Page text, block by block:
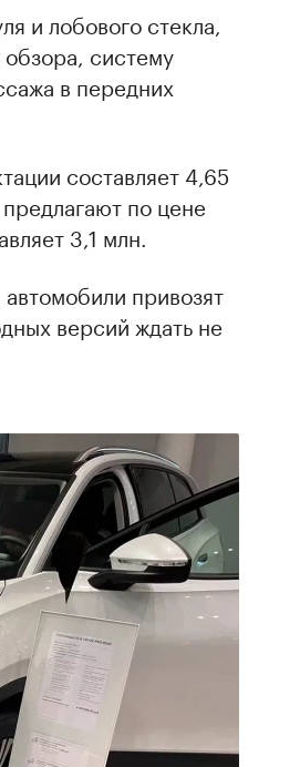
и лобового стекла,
систему
в передних
составляет 4,65
по цене
3,1 млн.
привозят
версий ждать не